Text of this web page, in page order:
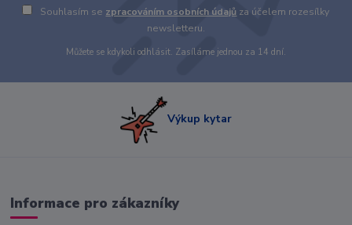
Souhlasím se zpracováním osobních údajů za účelem rozesílky
newsletteru.
Můžete se kdykoli odhlásit. Zasíláme jednou za 14 dní.
Výkup kytar
Informace pro zákazníky